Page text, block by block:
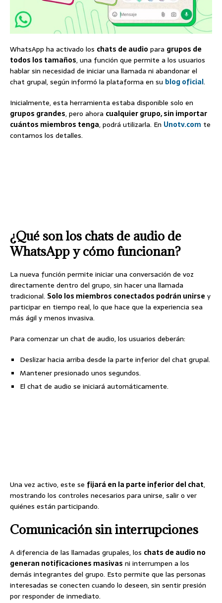
WhatsApp ha activado los chats de audio para grupos de
todos los tamaños, una función que permite a los usuarios
hablar sin necesidad de iniciar una llamada ni abandonar el
chat grupal, según informó la plataforma en su blog oficial.
Inicialmente, esta herramienta estaba disponible solo en
grupos grandes, pero ahora cualquier grupo, sin importar
cuántos miembros tenga, podrá utilizarla. En Unotv.com te
contamos los detalles.
¿Qué son los chats de audio de
WhatsApp y cómo funcionan?
La nueva función permite iniciar una conversación de voz
directamente dentro del grupo, sin hacer una llamada
tradicional. Solo los miembros conectados podrán unirse y
participar en tiempo real, lo que hace que la experiencia sea
más ágil y menos invasiva.
Para comenzar un chat de audio, los usuarios deberán:
Deslizar hacia arriba desde la parte inferior del chat grupal.
Mantener presionado unos segundos.
El chat de audio se iniciará automáticamente.
Una vez activo, este se fijará en la parte inferior del chat,
mostrando los controles necesarios para unirse, salir o ver
quiénes están participando.
Comunicación sin interrupciones
A diferencia de las llamadas grupales, los chats de audio no
generan notificaciones masivas ni interrumpen a los
demás integrantes del grupo. Esto permite que las personas
interesadas se conecten cuando lo deseen, sin sentir presión
por responder de inmediato.